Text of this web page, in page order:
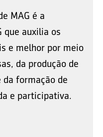
MAG é a
que auxilia os
e melhor por meio
da produção de
da formação de
e participativa.